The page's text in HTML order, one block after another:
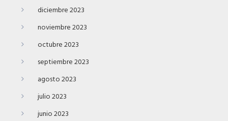
diciembre 2023
noviembre 2023
octubre 2023
septiembre 2023
agosto 2023
julio 2023
junio 2023